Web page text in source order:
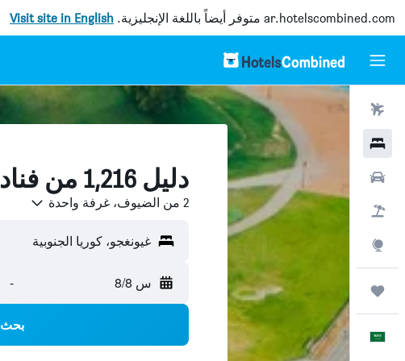
ar.hotelscombined.com متوفر أيضاً باللغة الإنجليزية. Visit site in English
رحلات طيران
حزم العروض
العَرَبِيَّة
دليل 1,216 من فنادق غيونغجو
2 من الضيوف، غرفة واحدة
غيونغجو، كوريا الجنوبية
س 8/8 -
بحث